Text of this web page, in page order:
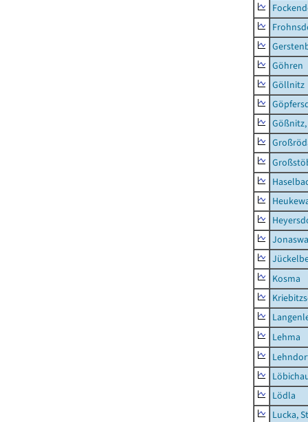
Göhren
Göllnitz
Kosma
Lehma
Lödla
Lucka,